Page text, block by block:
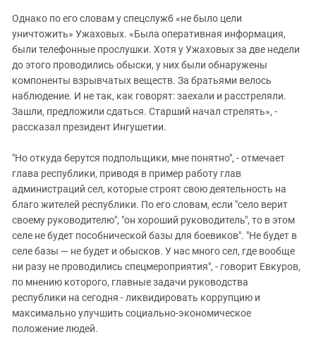
Однако по его словам у спецслужб «не было цели
уничтожить» Ужаховых. «Была оперативная информация,
были телефонные прослушки. Хотя у Ужаховых за две недели
до этого проводились обыски, у них были обнаружены
компоненты взрывчатых веществ. За братьями велось
наблюдение. И не так, как говорят: заехали и расстреляли.
Зашли, предложили сдаться. Старший начал стрелять», -
рассказал президент Ингушетии.
"Но откуда берутся подпольщики, мне понятно", - отмечает
глава республики, приводя в пример работу глав
администраций сел, которые строят свою деятельность на
благо жителей республики. По его словам, если "село верит
своему руководителю", "он хороший руководитель", то в этом
селе не будет пособнической базы для боевиков". "Не будет в
селе базы — не будет и обысков. У нас много сел, где вообще
ни разу не проводились спецмероприятия", - говорит Евкуров,
по мнению которого, главные задачи руководства
республики на сегодня - ликвидировать коррупцию и
максимально улучшить социально-экономическое
положение людей.